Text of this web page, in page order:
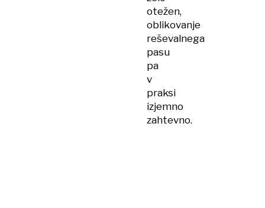
otežen,
oblikovanje
reševalnega
pasu
pa
v
praksi
izjemno
zahtevno.